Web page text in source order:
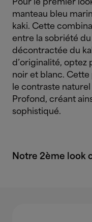
Pour le premier
manteau bleu
kaki. Cette
entre la sobriété
décontractée du
d’originalité, optez
noir et blanc.
le contraste naturel
Profond, créant
sophistiqué.
Notre 2ème look